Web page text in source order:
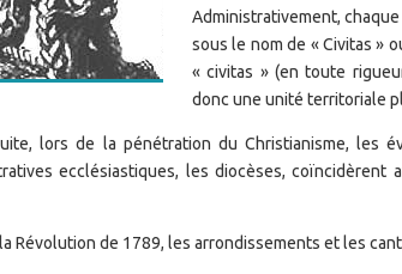
Administrativement,
sous le nom de « Civitas »
« civitas » (en toute
donc une unité territoriale
lors de la pénétration du Christianisme, les
ecclésiastiques, les diocèses,
Révolution de 1789, les arrondissements et les